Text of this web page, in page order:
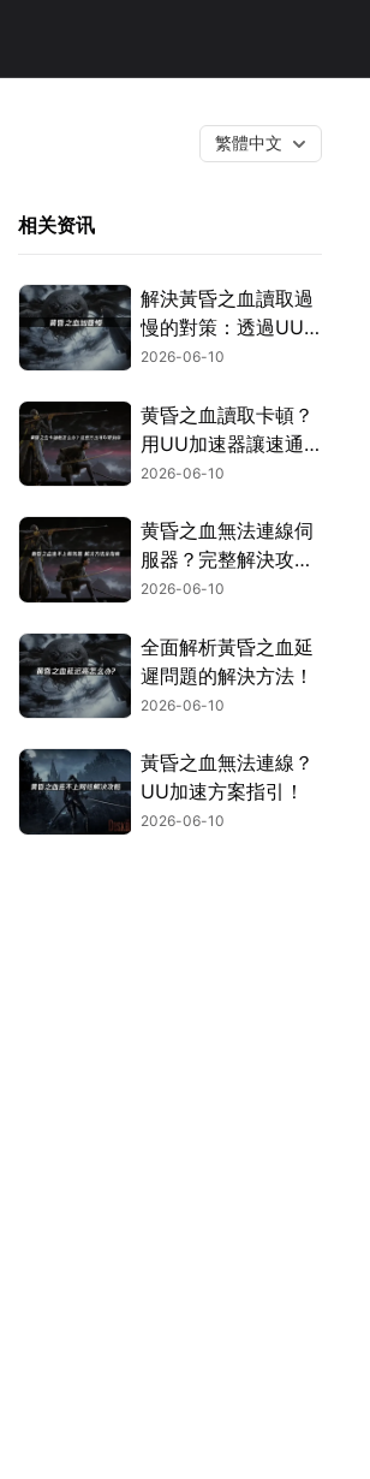
繁體中文
相关资讯
解決黃昏之血讀取過
慢的對策：透過UU
加速器，讓遊戲體驗
2026-06-10
黄昏之血讀取卡頓？
用UU加速器讓速通
更順暢！
2026-06-10
黄昏之血無法連線伺
服器？完整解決攻略
在此！
2026-06-10
全面解析黃昏之血延
遲問題的解決方法！
2026-06-10
黃昏之血無法連線？
UU加速方案指引！
2026-06-10